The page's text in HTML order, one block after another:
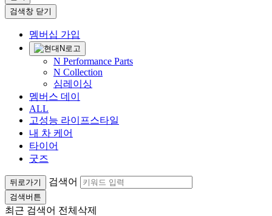
검색창 닫기
멤버십 가입
N Performance Parts
N Collection
심레이싱
멤버스 데이
ALL
고성능 라이프스타일
내 차 케어
타이어
굿즈
뒤로가기 검색어
검색버튼
최근 검색어 전체삭제